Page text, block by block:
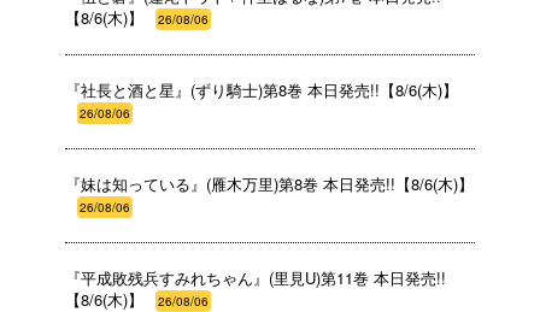
【8/6(木)】
26/08/06
『社長と酒と星』(ずり騎士)第8巻 本日発売!!【8/6(木)】
26/08/06
『妹は知っている』(雁木万里)第8巻 本日発売!!【8/6(木)】
26/08/06
『平成敗残兵すみれちゃん』(里見U)第11巻 本日発売!!
【8/6(木)】
26/08/06